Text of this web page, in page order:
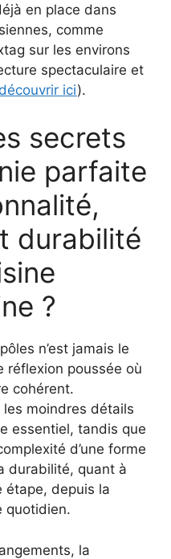
en place dans
comme
sur les environs
spectaculaire et
ici).
secrets
parfaite
durabilité
?
n’est jamais le
réflexion poussée où
cohérent.
les moindres détails
essentiel, tandis que
d’une forme
durabilité, quant à
étape, depuis la
quotidien.
la